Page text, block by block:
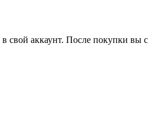
свой аккаунт. После покупки вы